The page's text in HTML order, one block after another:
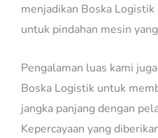
menjadikan Boska
untuk pindahan mesin
Pengalaman luas kami
Boska Logistik untuk
jangka panjang dengan
Kepercayaan yang